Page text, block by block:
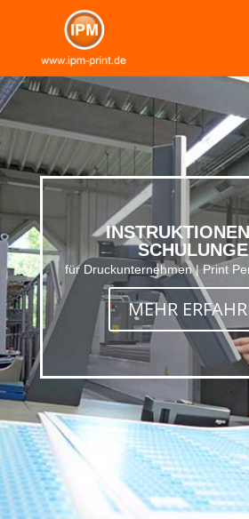
für Druckunternehmen | Print
MEHR